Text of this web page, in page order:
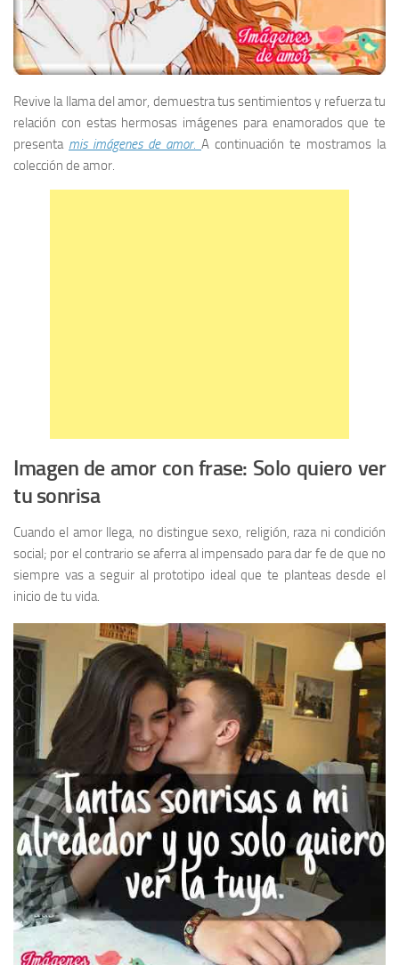
Revive la llama del amor, demuestra tus sentimientos y refuerza tu
relación con estas hermosas imágenes para enamorados que te
presenta mis imágenes de amor. A continuación te mostramos la
colección de amor.
Imagen de amor con frase: Solo quiero ver
tu sonrisa
Cuando el amor llega, no distingue sexo, religión, raza ni condición
social; por el contrario se aferra al impensado para dar fe de que no
siempre vas a seguir al prototipo ideal que te planteas desde el
inicio de tu vida.